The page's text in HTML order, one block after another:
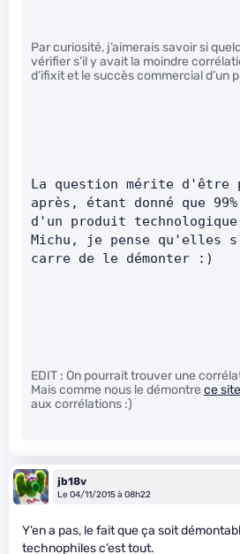
Par curiosité, j’aimerais savoir si
vérifier s’il y avait la moindre
d’ifixit et le succès commercial d’un
La question mérite d'être
après, étant donné que
d'un produit technologique
Michu, je pense qu'elles
carre de le démonter :)
EDIT : On pourrait trouver une
Mais comme nous le démontre ce site
aux corrélations :)
jb18v
Le 04/11/2015 à 08h22
Y’en a pas, le fait que ça soit
technophiles c’est tout.